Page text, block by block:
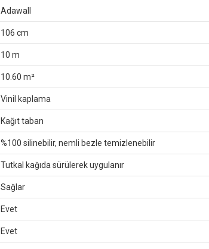
Adawall
106 cm
10 m
10.60 m²
Vinil kaplama
Kağıt taban
%100 silinebilir, nemli bezle temizlenebilir
Tutkal kağıda sürülerek uygulanır
Sağlar
Evet
Evet